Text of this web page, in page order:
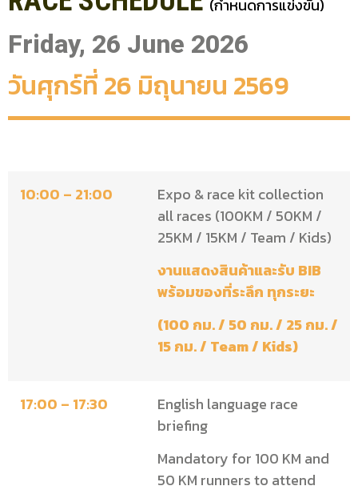
(กำหนดการแข่งขัน)
Friday, 26 June 2026
วันศุกร์ที่ 26 มิถุนายน 2569
10:00 – 21:00
Expo & race kit collection
all races (100KM / 50KM /
25KM / 15KM / Team / Kids)
งานแสดงสินค้าและรับ BIB
พร้อมของที่ระลึก ทุกระยะ
(100 กม. / 50 กม. / 25 กม. /
15 กม. / Team / Kids)
17:00 – 17:30
English language race
briefing
Mandatory for 100 KM and
50 KM runners to attend